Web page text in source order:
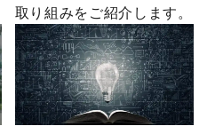
続きは第4話「逆転編」。
ぜひ最後までご覧いただ
き、感想をコメントで教
えてください！ 「いい
ね」「保存」「フォロ
ー」も励みになります。
ーーーーーーーーーーー
取り組みをご紹介します。